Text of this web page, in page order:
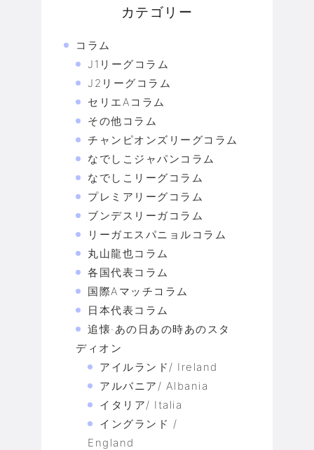
カテゴリー
コラム
J1リーグコラム
J2リーグコラム
セリエAコラム
その他コラム
チャンピオンズリーグコラム
なでしこジャパンコラム
なでしこリーグコラム
プレミアリーグコラム
ブンデスリーガコラム
リーガエスパニョルコラム
丸山龍也コラム
各国代表コラム
国際Aマッチコラム
日本代表コラム
追懐·あの日あの時あのスタ
ディオン
アイルランド/ Ireland
アルバニア/ Albania
イタリア/ Italia
イングランド /
England